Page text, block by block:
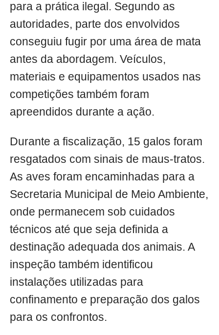
para a prática ilegal. Segundo as
autoridades, parte dos envolvidos
conseguiu fugir por uma área de mata
antes da abordagem. Veículos,
materiais e equipamentos usados nas
competições também foram
apreendidos durante a ação.
Durante a fiscalização, 15 galos foram
resgatados com sinais de maus-tratos.
As aves foram encaminhadas para a
Secretaria Municipal de Meio Ambiente,
onde permanecem sob cuidados
técnicos até que seja definida a
destinação adequada dos animais. A
inspeção também identificou
instalações utilizadas para
confinamento e preparação dos galos
para os confrontos.